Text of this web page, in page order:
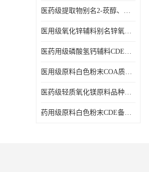
医药级提取物别名2-莰醇、龙脑1kg/袋
医用级氧化锌辅料别名锌氧粉CDE备案cas1314-13-2
医药用级磷酸氢钙辅料CDE备案CAS7757-93-9
医用级原料白色粉末COA质检同行CAS113-92-8
医药级轻质氧化镁原料品种多 有 质量好GMP认证 CDE备案
药用级原料白色粉末CDE备案cas56-75-7